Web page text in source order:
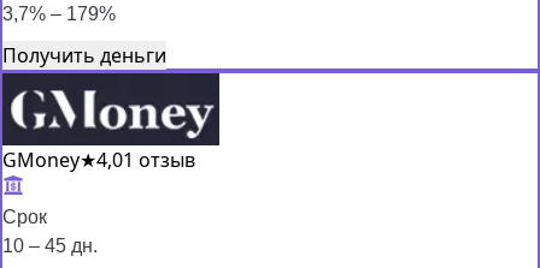
3,7% – 179%
Получить деньги
GMoney★4,01 отзыв
Срок
10 – 45 дн.